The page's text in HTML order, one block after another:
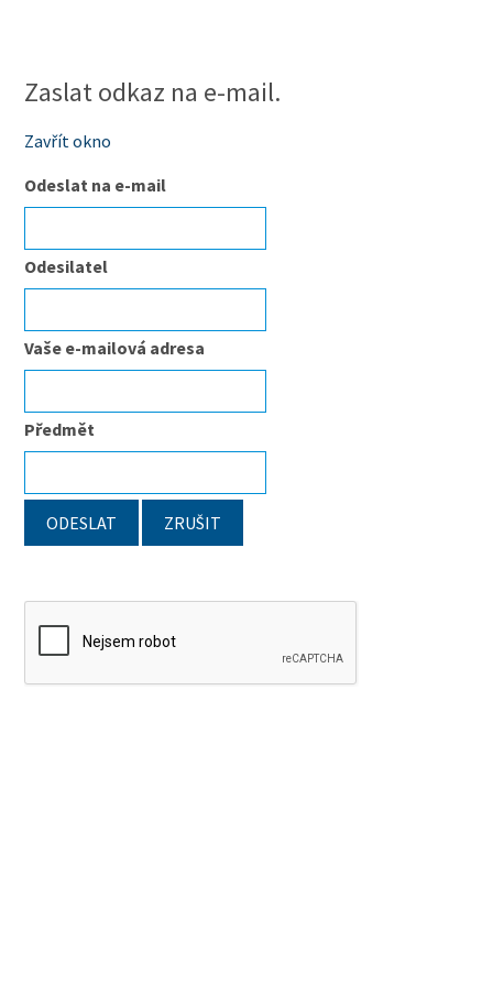
Zaslat odkaz na e-mail.
Zavřít okno
Odeslat na e-mail
Odesilatel
Vaše e-mailová adresa
Předmět
ODESLAT ZRUŠIT